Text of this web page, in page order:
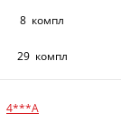
8 компл
29 компл
4***A